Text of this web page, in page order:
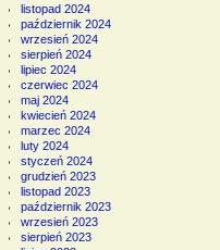
listopad 2024
październik 2024
wrzesień 2024
sierpień 2024
lipiec 2024
czerwiec 2024
maj 2024
kwiecień 2024
marzec 2024
luty 2024
styczeń 2024
grudzień 2023
listopad 2023
październik 2023
wrzesień 2023
sierpień 2023